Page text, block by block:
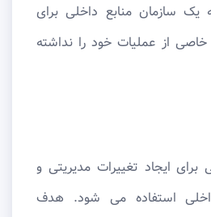
سازمان منابع داخلی برای
از عملیات خود را نداشته
ایجاد تغییرات مدیریتی و
استفاده می شود. هدف